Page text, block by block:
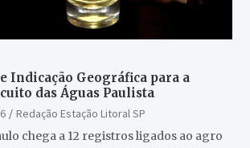
Indicação Geográfica para a
das Águas Paulista
Redação Estação Litoral SP
chega a 12 registros ligados ao agro